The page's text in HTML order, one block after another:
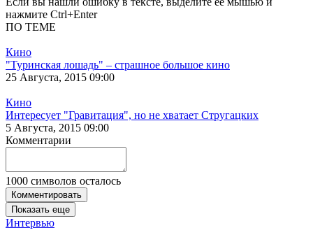
нажмите Ctrl+Enter
ПО ТЕМЕ
Кино
"Туринская лошадь" – страшное большое кино
25 Августа, 2015 09:00
Кино
Интересует "Гравитация", но не хватает Стругацких
5 Августа, 2015 09:00
Комментарии
1000 символов осталось
Комментировать
Показать еще
Интервью